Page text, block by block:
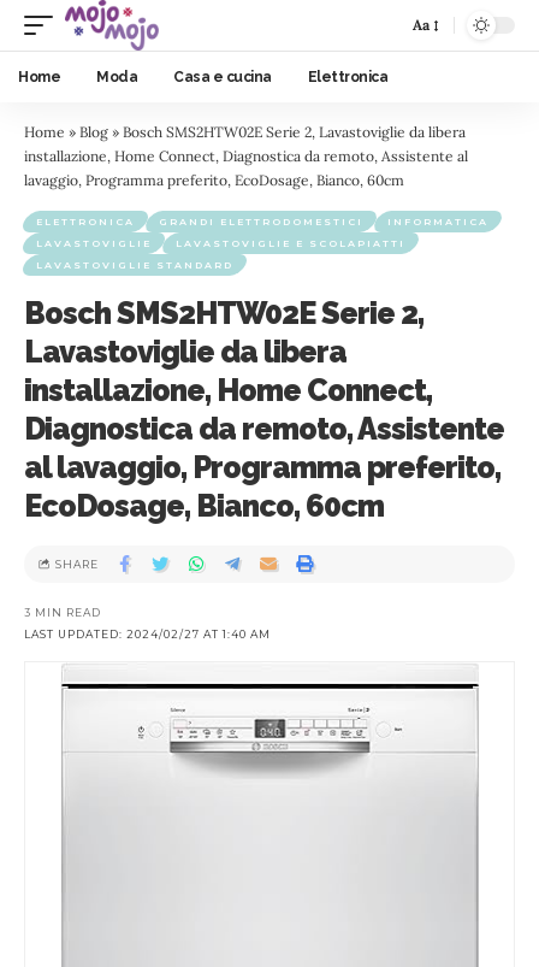
Aa
Home Moda Casa e cucina Elettronica
Home » Blog » Bosch SMS2HTW02E Serie 2, Lavastoviglie da libera
installazione, Home Connect, Diagnostica da remoto, Assistente al
lavaggio, Programma preferito, EcoDosage, Bianco, 60cm
ELETTRONICA GRANDI ELETTRODOMESTICI
INFORMATICA
LAVASTOVIGLIE
LAVASTOVIGLIE E SCOLAPIATTI
LAVASTOVIGLIE STANDARD
Bosch SMS2HTW02E Serie 2,
Lavastoviglie da libera
installazione, Home Connect,
Diagnostica da remoto, Assistente
al lavaggio, Programma preferito,
EcoDosage, Bianco, 60cm
LAST UPDATED: 2024/02/27 AT 1:40 AM
3 MIN READ
SHARE